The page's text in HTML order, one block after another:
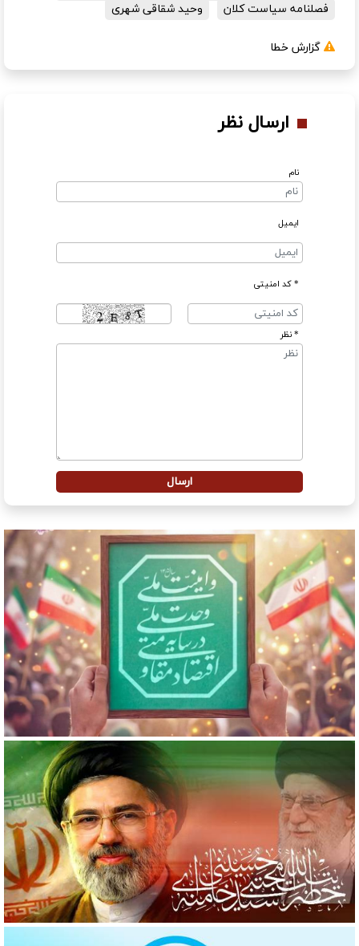
فصلنامه سیاست کلان
وحید شقاقی شهری
گزارش خطا
ارسال نظر
نام
ایمیل
* کد امنیتی
* نظر